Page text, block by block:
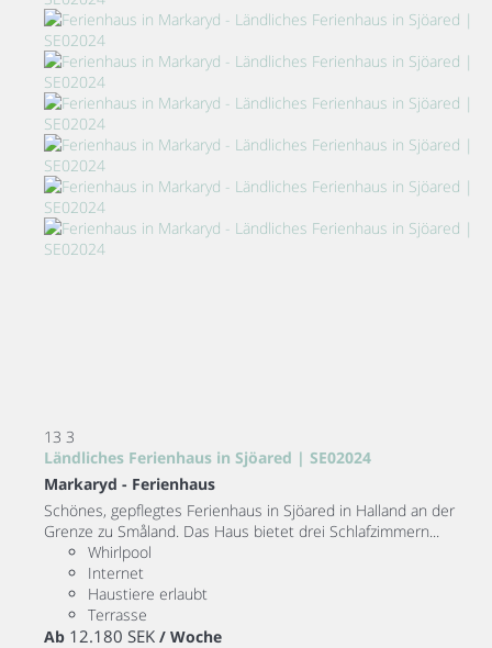
13 3
Ländliches Ferienhaus in Sjöared | SE02024
Markaryd - Ferienhaus
Schönes, gepflegtes Ferienhaus in Sjöared in Halland an der
Grenze zu Småland. Das Haus bietet drei Schlafzimmern...
Whirlpool
Internet
Haustiere erlaubt
Terrasse
Ab 12.180 SEK / Woche